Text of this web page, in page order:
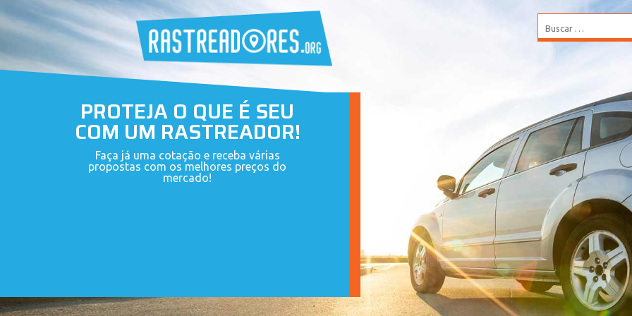
PROTEJA O QUE É SEU
COM UM RASTREADOR!
Faça já uma cotação e receba várias
propostas com os melhores preços do
mercado!